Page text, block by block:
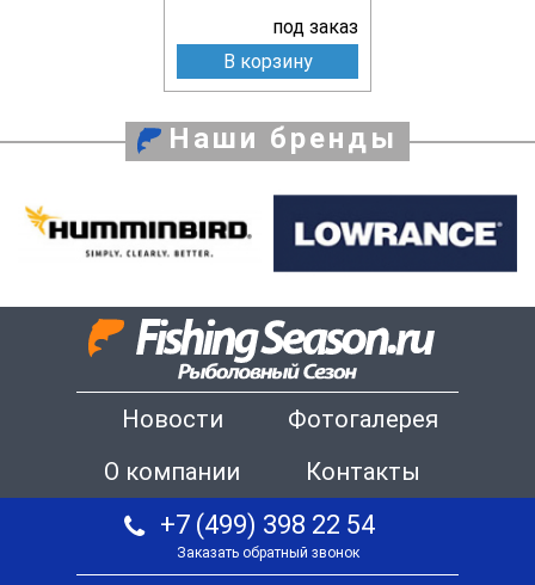
под заказ
В корзину
Наши бренды
Новости
Фотогалерея
О компании
Контакты
+7 (499) 398 22 54
Заказать обратный звонок